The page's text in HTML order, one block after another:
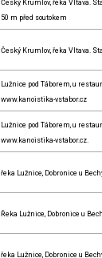
Český Krumlov, řeka Vltava.
50 m před soutokem
Český Krumlov, řeka Vltava.
Lužnice pod Táborem, u
www.kanoistika-vstabor.cz
Lužnice pod Táborem, u
www.kanoistika-vstabor.cz.
řeka Lužnice, Dobronice u
Řeka Lužnice, Dobronice u
řeka Lužnice, Dobronice u